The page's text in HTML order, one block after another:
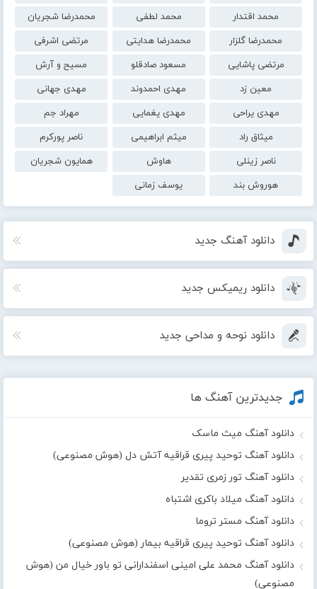
محمد اقتدار
محمد لطفی
محمدرضا شجریان
محمدرضا گلزار
محمدرضا هدایتی
مرتضی اشرفی
مرتضی پاشایی
مسعود صادقلو
مسیح و آرش
معین زد
مهدی احمدوند
مهدی جهانی
مهدی یراحی
مهدی یغمایی
مهراد جم
میثاق راد
میثم ابراهیمی
ناصر پورکرم
ناصر زینلی
هاوش
همایون شجریان
هوروش بند
یوسف زمانی
دانلود آهنگ جدید
دانلود ریمیکس جدید
دانلود نوحه و مداحی جدید
جدیدترین آهنگ ها
دانلود آهنگ میث ماسک
دانلود آهنگ توحید پیری قراقیه آتش دل (هوش مصنوعی)
دانلود آهنگ تور زمری تقدیر
دانلود آهنگ میلاد باکری اشتباه
دانلود آهنگ مستر تروما
دانلود آهنگ توحید پیری قراقیه بیمار (هوش مصنوعی)
دانلود آهنگ محمد علی امینی اسفندارانی تو باور خیال من (هوش
مصنوعی)